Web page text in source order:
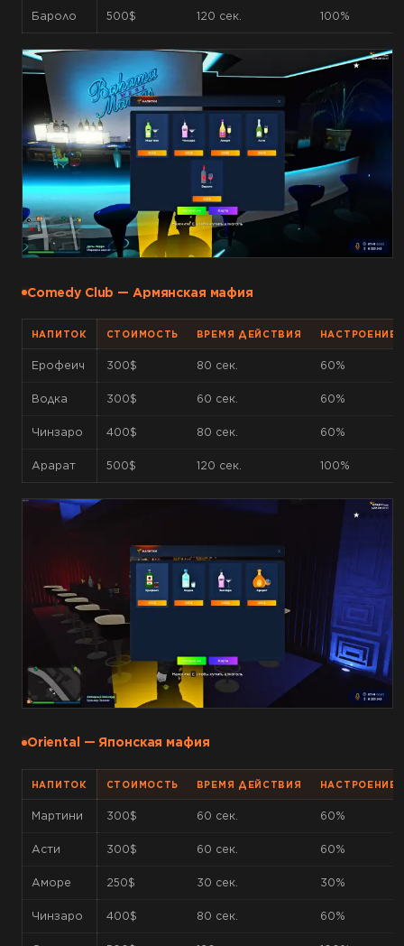
Бароло 500$ 120 сек. 100%
Comedy Club — Армянская мафия
НАПИТОК СТОИМОСТЬ ВРЕМЯ ДЕЙСТВИЯ НАСТРОЕНИЕ
Ерофеич 300$ 80 сек. 60%
Водка 300$ 60 сек. 60%
Чинзаро 400$ 80 сек. 60%
Арарат 500$ 120 сек. 100%
Oriental — Японская мафия
НАПИТОК СТОИМОСТЬ ВРЕМЯ ДЕЙСТВИЯ НАСТРОЕНИЕ
Мартини 300$ 60 сек. 60%
Асти 300$ 60 сек. 60%
Аморе 250$ 30 сек. 30%
Чинзаро 400$ 80 сек. 60%